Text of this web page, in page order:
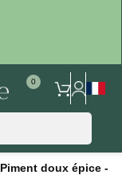
Piment doux épice -